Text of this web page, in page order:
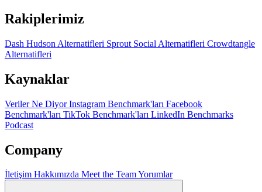
Rakiplerimiz
Dash Hudson Alternatifleri Sprout Social Alternatifleri Crowdtangle
Alternatifleri
Kaynaklar
Veriler Ne DiyorInstagram Benchmark'ları Facebook
Benchmark'ları TikTok Benchmark'ları LinkedIn Benchmarks
Podcast
Company
İletişim Hakkımızda Meet the TeamYorumlar